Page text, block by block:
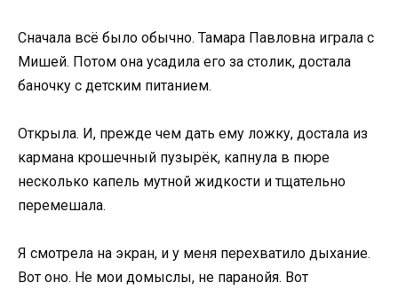
Сначала всё было обычно. Тамара Павловна играла с
Мишей. Потом она усадила его за столик, достала
баночку с детским питанием.
Открыла. И, прежде чем дать ему ложку, достала из
кармана крошечный пузырёк, капнула в пюре
несколько капель мутной жидкости и тщательно
перемешала.
Я смотрела на экран, и у меня перехватило дыхание.
Вот оно. Не мои домыслы, не паранойя. Вот